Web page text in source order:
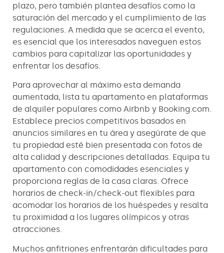
plazo, pero también plantea desafíos como la
saturación del mercado y el cumplimiento de las
regulaciones. A medida que se acerca el evento,
es esencial que los interesados naveguen estos
cambios para capitalizar las oportunidades y
enfrentar los desafíos.
Para aprovechar al máximo esta demanda
aumentada, lista tu apartamento en plataformas
de alquiler populares como Airbnb y Booking.com.
Establece precios competitivos basados en
anuncios similares en tu área y asegúrate de que
tu propiedad esté bien presentada con fotos de
alta calidad y descripciones detalladas. Equipa tu
apartamento con comodidades esenciales y
proporciona reglas de la casa claras. Ofrece
horarios de check-in/check-out flexibles para
acomodar los horarios de los huéspedes y resalta
tu proximidad a los lugares olímpicos y otras
atracciones.
Muchos anfitriones enfrentarán dificultades para